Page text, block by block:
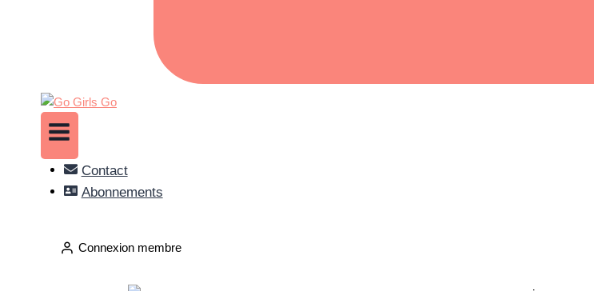
Contact
Abonnements
Connexion membre